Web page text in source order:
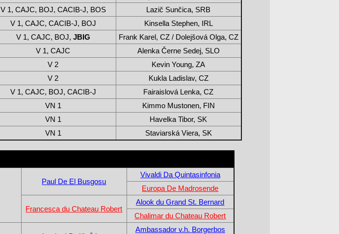
V 1, CAJC, BOJ, CACIB-J, BOS
Lazič Sunčica, SRB
V 1, CAJC, CACIB-J, BOJ
Kinsella Stephen, IRL
V 1, CAJC, BOJ, JBIG
Frank Karel, CZ / Dolejšová Olga, CZ
V 1, CAJC
Alenka Černe Sedej, SLO
V 2
Kevin Young, ZA
V 2
Kukla Ladislav, CZ
V 1, CAJC, BOJ, CACIB-J
Fairaislová Lenka, CZ
VN 1
Kimmo Mustonen, FIN
VN 1
Havelka Tibor, SK
VN 1 Staviarská Viera, SK
Paul De El Busgosu
Vivaldi Da Quintasinfonia
Europa De Madrosende
Francesca du Chateau Robert
Alook du Grand St. Bernard
Chalimar du Chateau Robert
Ambassador v.h. Borgerbos